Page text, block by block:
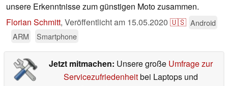
unsere Erkenntnisse zum günstigen Moto zusammen.
Florian Schmitt, Veröffentlicht am 15.05.2020 🇺🇸 Android
ARM
Smartphone
Jetzt mitmachen: Unsere große Umfrage zur
Servicezufriedenheitbei Laptops und